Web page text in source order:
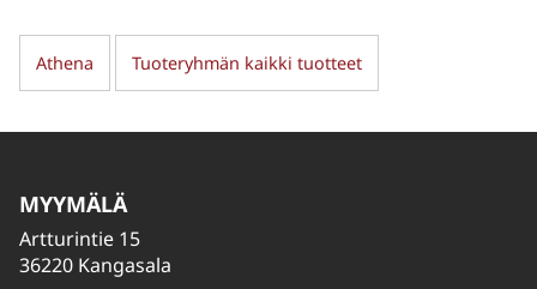
Athena Tuoteryhmän kaikki tuotteet
MYYMÄLÄ
Artturintie 15
36220 Kangasala